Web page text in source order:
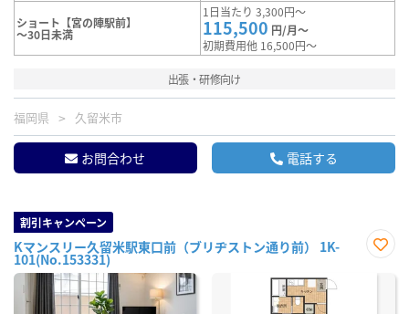
ショート【宮の陣駅前】
～30日未満
1日当たり 3,300円～
115,500 円/月～
初期費用他 16,500円～
出張・研修向け
福岡県 久留米市
お問合わせ 電話する
割引キャンペーン
Kマンスリー久留米駅東口前（ブリヂストン通り前） 1K-
101(No.153331)
に入